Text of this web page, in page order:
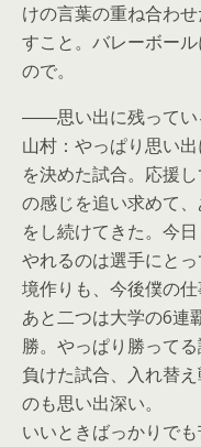
けの言葉の重ね合わ
すこと。バレーボー
ので。
――思い出に残ってい
山村：やっぱり思い
を決めた試合。応援
の感じを追い求めて
をし続けてきた。今
やれるのは選手にと
境作りも、今後僕の仕
あと二つは大学の6連
勝。やっぱり勝って
負けた試合、入れ替
のも思い出深い。
いいときばっかりで